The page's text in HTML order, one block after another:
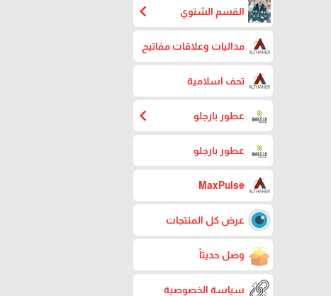
القسم الشتوي chevron_left
مداليات وعلاقات مفاتيح
تحف اسلامية
عطور بارجلو chevron_left
عطور بارجلو
MaxPulse
عرض كل المنتجات
وصل حديثاً
سياسة الخصوصية